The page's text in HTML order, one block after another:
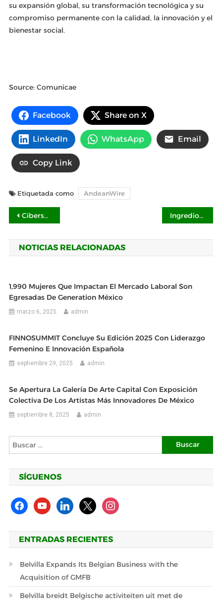
su expansión global, su transformación tecnológica y su
compromiso permanente con la calidad, la innovación y el
bienestar social.
Source: Comunicae
Facebook Share on X
LinkedIn WhatsApp Email
Copy Link
Etiquetada como AndeanWire
Navegación
de
entradas
Ciberseguridad y digitalización: pilares estratégicos para el futuro de la banca y la economía mexicana Ingredion celebra 100 años de innovación, desarrollo y crecimiento continuo en México
NOTICIAS RELACIONADAS
1,990 Mujeres Que Impactan El Mercado Laboral Son
Egresadas De Generation México
marzo 6, 2025 admin
FINNOSUMMIT Concluye Su Edición 2025 Con Liderazgo
Femenino E Innovación Española
septiembre 29, 2025 admin
Se Apertura La Galería De Arte Capital Con Exposición
Colectiva De Los Artistas Más Innovadores De México
septiembre 8, 2025 admin
Buscar:
SÍGUENOS
facebookyoutubelinkedin
x instagram
ENTRADAS RECIENTES
Belvilla Expands Its Belgian Business with the
Acquisition of GMFB
Belvilla breidt Belgische activiteiten uit met de